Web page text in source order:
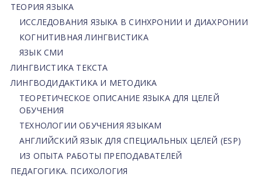
ТЕОРИЯ ЯЗЫКА
ИССЛЕДОВАНИЯ ЯЗЫКА В СИНХРОНИИ И ДИАХРОНИИ
КОГНИТИВНАЯ ЛИНГВИСТИКА
ЯЗЫК СМИ
ЛИНГВИСТИКА ТЕКСТА
ЛИНГВОДИДАКТИКА И МЕТОДИКА
ТЕОРЕТИЧЕСКОЕ ОПИСАНИЕ ЯЗЫКА ДЛЯ ЦЕЛЕЙ
ОБУЧЕНИЯ
ТЕХНОЛОГИИ ОБУЧЕНИЯ ЯЗЫКАМ
АНГЛИЙСКИЙ ЯЗЫК ДЛЯ СПЕЦИАЛЬНЫХ ЦЕЛЕЙ (ESP)
ИЗ ОПЫТА РАБОТЫ ПРЕПОДАВАТЕЛЕЙ
ПЕДАГОГИКА. ПСИХОЛОГИЯ